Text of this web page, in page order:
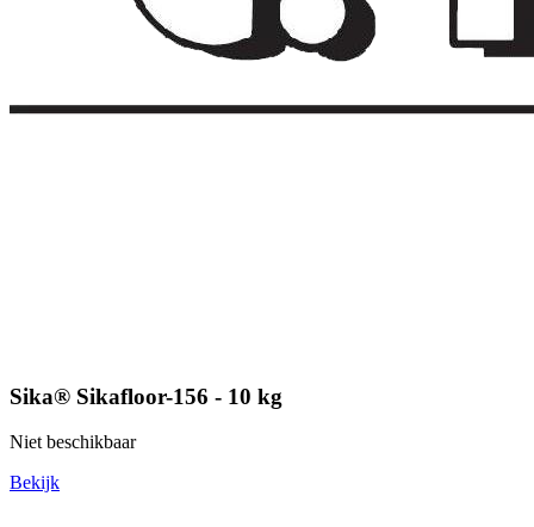
Sika® Sikafloor-156 - 10 kg
Niet beschikbaar
Bekijk